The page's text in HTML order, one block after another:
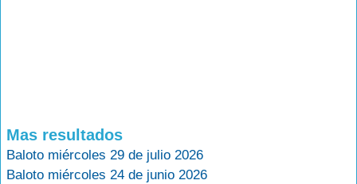
Mas resultados
Baloto miércoles 29 de julio 2026
Baloto miércoles 24 de junio 2026